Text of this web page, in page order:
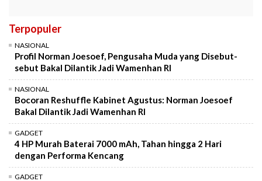
Terpopuler
NASIONAL
Profil Norman Joesoef, Pengusaha Muda yang Disebut-
sebut Bakal Dilantik Jadi Wamenhan RI
NASIONAL
Bocoran Reshuffle Kabinet Agustus: Norman Joesoef
Bakal Dilantik Jadi Wamenhan RI
GADGET
4 HP Murah Baterai 7000 mAh, Tahan hingga 2 Hari
dengan Performa Kencang
GADGET